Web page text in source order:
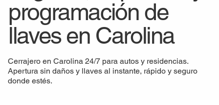
programación de
llaves en Carolina
Cerrajero en Carolina 24/7 para autos y residencias.
Apertura sin daños y llaves al instante, rápido y seguro
donde estés.